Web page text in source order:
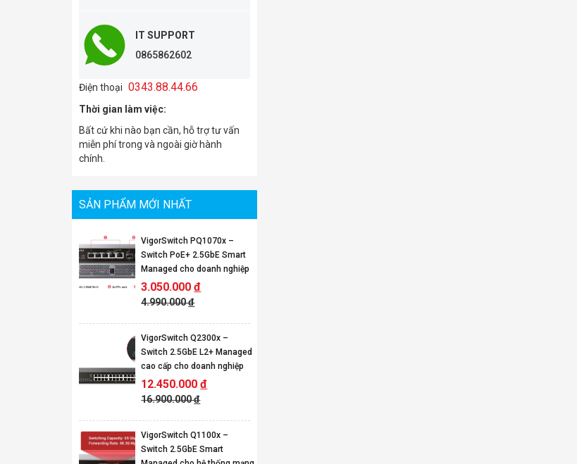
IT SUPPORT
0865862602
Điện thoại 0343.88.44.66
Thời gian làm việc:
Bất cứ khi nào bạn cần, hỗ trợ tư vấn
miễn phí trong và ngoài giờ hành
chính.
SẢN PHẨM MỚI NHẤT
VigorSwitch PQ1070x –
Switch PoE+ 2.5GbE Smart
Managed cho doanh nghiệp
3.050.000đ
4.990.000đ
VigorSwitch Q2300x –
Switch 2.5GbE L2+ Managed
cao cấp cho doanh nghiệp
12.450.000đ
16.900.000đ
VigorSwitch Q1100x –
Switch 2.5GbE Smart